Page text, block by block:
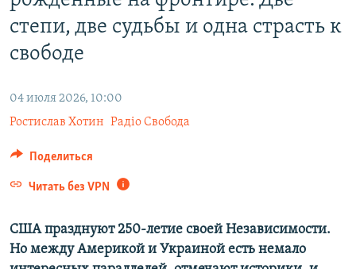
КРЫМ.НЕПОКОРЕННЫЙ
УКРАИНСКАЯ ПРОБЛЕМА КРЫМА
ПРИСОЕДИНЯЙТЕСЬ!
Все сайты RFE/RL
степи, две судьбы и одна страсть к
свободе
04 июля 2026, 10:00
Ростислав Хотин Радіо Свобода
Поделиться
Читать без VPN
США празднуют 250-летие своей Независимости.
Но между Америкой и Украиной есть немало